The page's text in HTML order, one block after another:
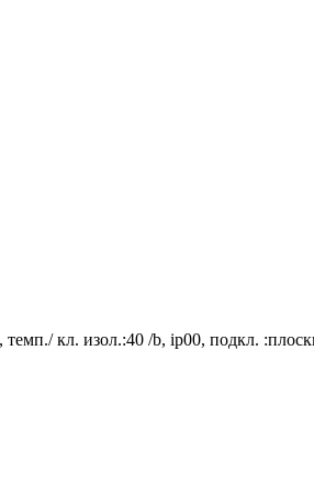
кл. изол.:40 /b, ip00, подкл.